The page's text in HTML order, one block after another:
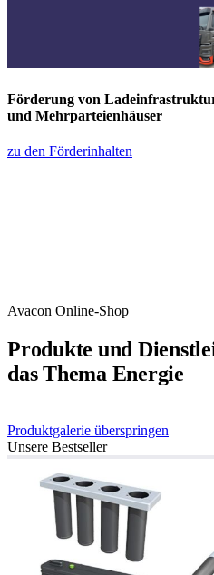
Förderung von
und Mehrparteienhäuser
zu den Förderinhalten
Avacon Online-Shop
Produkte und
das Thema Energie
Produktgalerie überspringen
Unsere Bestseller